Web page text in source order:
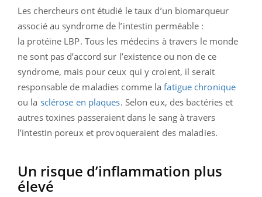
Les chercheurs ont étudié le taux d’un biomarqueur
associé au syndrome de l’intestin perméable :
la protéine LBP. Tous les médecins à travers le monde
ne sont pas d’accord sur l’existence ou non de ce
syndrome, mais pour ceux qui y croient, il serait
responsable de maladies comme lafatigue chronique
ou la sclérose en plaques. Selon eux, des bactéries et
autres toxines passeraient dans le sang à travers
l’intestin poreux et provoqueraient des maladies.
Un risque d’inflammation plus
élevé